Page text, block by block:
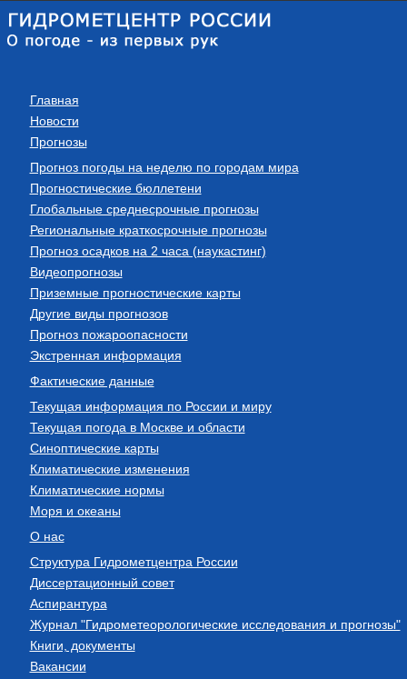
Главная
Новости
Прогнозы
Прогноз погоды на неделю по городам мира
Прогностические бюллетени
Глобальные среднесрочные прогнозы
Региональные краткосрочные прогнозы
Прогноз осадков на 2 часа (наукастинг)
Видеопрогнозы
Приземные прогностические карты
Другие виды прогнозов
Прогноз пожароопасности
Экстренная информация
Фактические данные
Текущая информация по России и миру
Текущая погода в Москве и области
Синоптические карты
Климатические изменения
Климатические нормы
Моря и океаны
О нас
Структура Гидрометцентра России
Диссертационный совет
Аспирантура
Журнал "Гидрометеорологические исследования и прогнозы"
Книги, документы
Вакансии